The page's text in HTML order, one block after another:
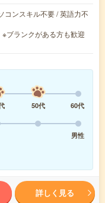
コンスキル不要 / 英語力不
ブランクがある方も歓迎
50代
60代
男性
詳しく見る